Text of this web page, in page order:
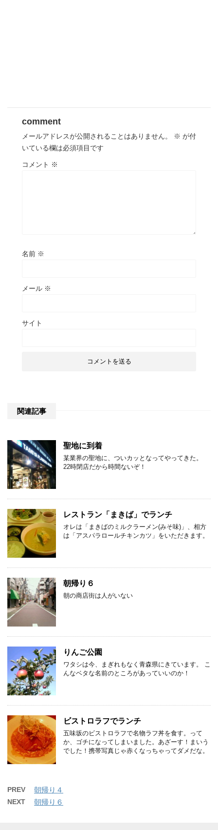
comment
メールアドレスが公開されることはありません。 ※ が付
いている欄は必須項目です
コメント ※
名前 ※
メール ※
サイト
関連記事
聖地に到着
某業界の聖地に、ついカッとなってやってきた。
22時閉店だから時間ないぞ！
レストラン「まきば」でランチ
オレは「まきばのミルクラーメン(みそ味)」、相方
は「アスパラロールチキンカツ」をいただきます。
朝帰り６
朝の商店街は人がいない
りんご公園
ワタシは今、まぎれもなく青森県にきています。 こ
んなベタな名前のところがあっていいのか！
ビストロラフでランチ
五味坂のビストロラフで名物ラフ丼を食す。って
か、ゴチになってしまいました。あざーす！まいう
でした！携帯写真じゃ赤くなっちゃってダメだな。
PREV 朝帰り４
NEXT 朝帰り６